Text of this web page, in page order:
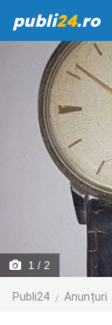
publi24.ro
1 / 2
Publi24 Anunțuri